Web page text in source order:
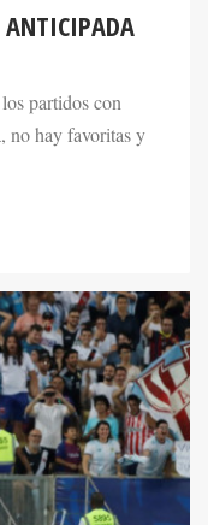
partidos con
no hay favoritas y